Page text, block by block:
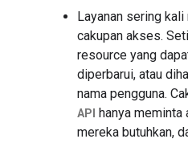
Layanan sering
cakupan akses.
resource yang
diperbarui, atau
nama pengguna.
API hanya
mereka butuhkan,